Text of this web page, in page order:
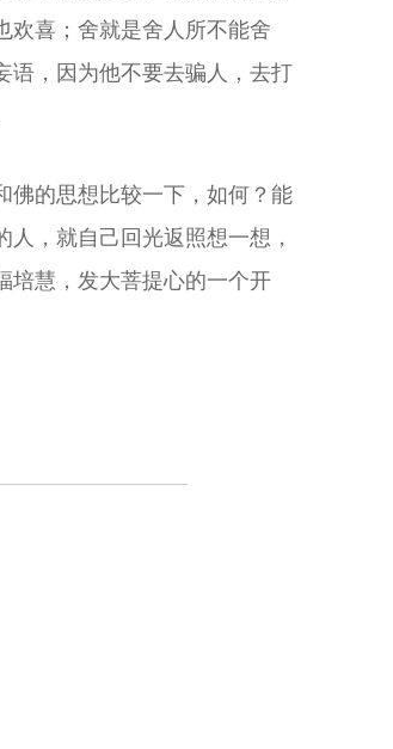
欢喜；舍就是舍人所不能舍
语，因为他不要去骗人，去打
佛的思想比较一下，如何？能
，就自己回光返照想一想，
培慧，发大菩提心的一个开